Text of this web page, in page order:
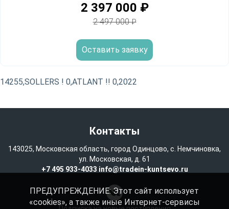
2 397 000 ₽
2 497 000₽
Оставить заявку
14255,SOLLERS ! 0,ATLANT !! 0,2022
Контакты
143025, Московская область, город Одинцово, с. Немчиновка,
ул. Московская, д. 61
+7 495 933-4033 info@tradein-kuntsevo.ru
ПРЕДУПРЕЖДЕНИЕ: Этот сайт использует
«cookies», а также иные Интернет-сервисы